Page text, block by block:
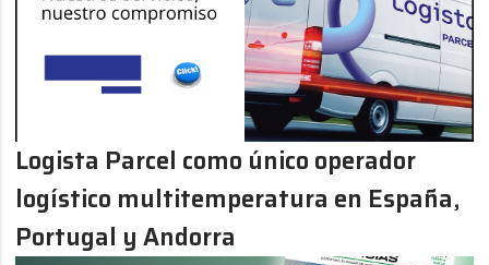
Logista Parcel como único operador
logístico multitemperatura en España,
Portugal y Andorra